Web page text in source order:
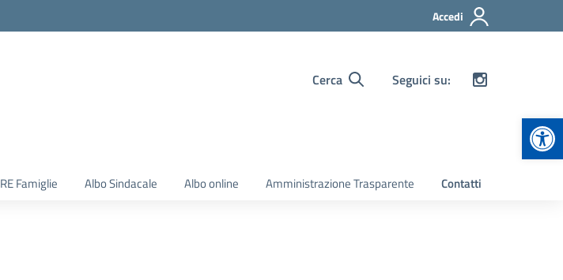
Accedi
Cerca Seguici su:
RE Famiglie Albo Sindacale Albo online Amministrazione Trasparente Contatti